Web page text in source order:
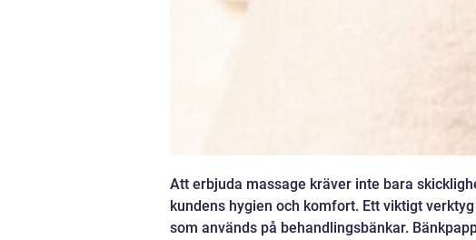
Att erbjuda massage kräver inte bara
kundens hygien och komfort. Ett viktigt
som används på behandlingsbänkar.